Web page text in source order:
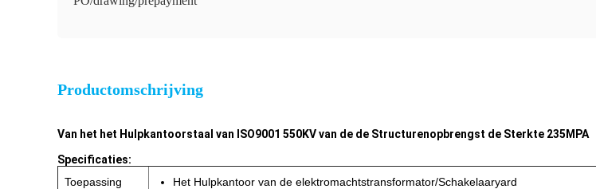
Productomschrijving
Van het het Hulpkantoorstaal van ISO9001 550KV van de de Structurenopbrengst de Sterkte 235MPA
Specificaties:
Toepassing
Het Hulpkantoor van de elektromachtstransformator/Schakelaaryard